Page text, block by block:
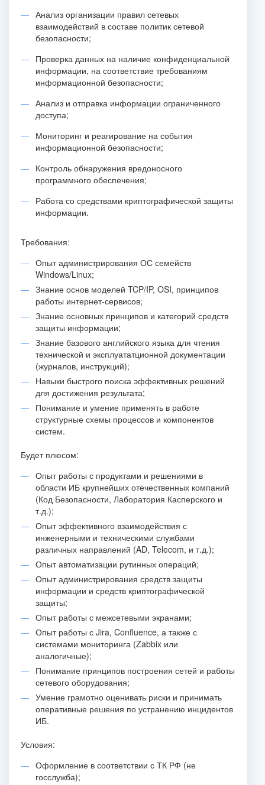
Анализ организации правил сетевых
взаимодействий в составе политик сетевой
безопасности;
Проверка данных на наличие конфиденциальной
информации, на соответствие требованиям
информационной безопасности;
Анализ и отправка информации ограниченного
доступа;
Мониторинг и реагирование на события
информационной безопасности;
Контроль обнаружения вредоносного
программного обеспечения;
Работа со средствами криптографической защиты
информации.
Требования:
Опыт администрирования ОС семейств
Windows/Linux;
Знание основ моделей TCP/IP, OSI, принципов
работы интернет-сервисов;
Знание основных принципов и категорий средств
защиты информации;
Знание базового английского языка для чтения
технической и эксплуататционной документации
(журналов, инструкций);
Навыки быстрого поиска эффективных решений
для достижения результата;
Понимание и умение применять в работе
структурные схемы процессов и компонентов
систем.
Будет плюсом:
Опыт работы с продуктами и решениями в
области ИБ крупнейших отечественных компаний
(Код Безопасности, Лаборатория Касперского и
т.д.);
Опыт эффективного взаимодействия с
инженерными и техническими службами
различных направлений (AD, Telecom, и т.д.);
Опыт автоматизации рутинных операций;
Опыт администрирования средств защиты
информации и средств криптографической
защиты;
Опыт работы с межсетевыми экранами;
Опыт работы с Jira, Confluence, а также с
системами мониторинга (Zabbix или
аналогичные);
Понимание принципов построения сетей и работы
сетевого оборудования;
Умение грамотно оценивать риски и принимать
оперативные решения по устранению инцидентов
ИБ.
Условия:
Оформление в соответствии с ТК РФ (не
госслужба);